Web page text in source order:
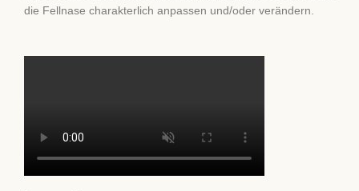
die Fellnase charakterlich anpassen und/oder verändern.